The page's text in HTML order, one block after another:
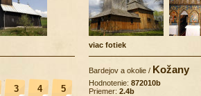
viac fotiek
3 4 5
Bardejov a okolie / Kožany
Hodnotenie: 872010b
Priemer: 2.4b